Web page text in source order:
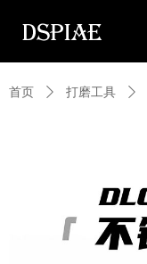
首页 ꄲ 打磨工具 ꄲ